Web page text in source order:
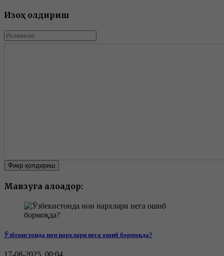
Изоҳ қолдириш
Фикр қолдириш
Мавзуга алоқадор:
Ўзбекистонда нон нархлари нега ошиб бормоқда?
17-08-2025, 00:04